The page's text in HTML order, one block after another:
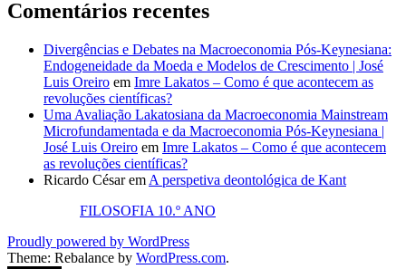
Comentários recentes
Divergências e Debates na Macroeconomia Pós-Keynesiana:
Endogeneidade da Moeda e Modelos de Crescimento | José
Luis Oreiro em Imre Lakatos – Como é que acontecem as
revoluções científicas?
Uma Avaliação Lakatosiana da Macroeconomia Mainstream
Microfundamentada e da Macroeconomia Pós-Keynesiana |
José Luis Oreiro em Imre Lakatos – Como é que acontecem
as revoluções científicas?
Ricardo Césarem A perspetiva deontológica de Kant
FILOSOFIA 10.º ANO
Proudly powered by WordPress
Theme: Rebalance by WordPress.com.